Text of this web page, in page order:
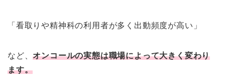
「看取りや精神科の利用者が多く出動頻度が高い」
など、オンコールの実態は職場によって大きく変わり
ます。